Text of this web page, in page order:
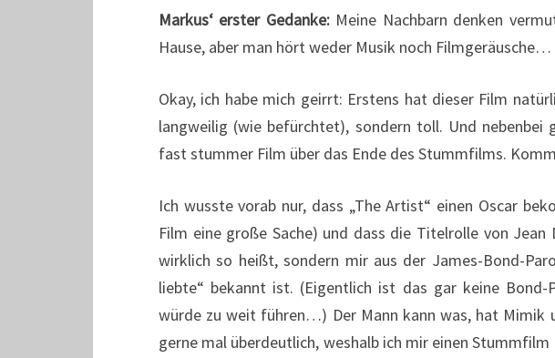
Markus‘ erster Gedanke:Meine Nachbarn denken
Hause, aber man hört weder Musik noch Filmgeräusche…
Okay, ich habe mich geirrt: Erstens hat dieser Film
langweilig (wie befürchtet), sondern toll. Und nebenbei
fast stummer Film über das Ende des Stummfilms.
Ich wusste vorab nur, dass „The Artist“ einen Oscar
Film eine große Sache) und dass die Titelrolle von
wirklich so heißt, sondern mir aus der James-Bond-
liebte“ bekannt ist. (Eigentlich ist das gar keine Bond-
würde zu weit führen…) Der Mann kann was, hat Mimik
gerne mal überdeutlich, weshalb ich mir einen